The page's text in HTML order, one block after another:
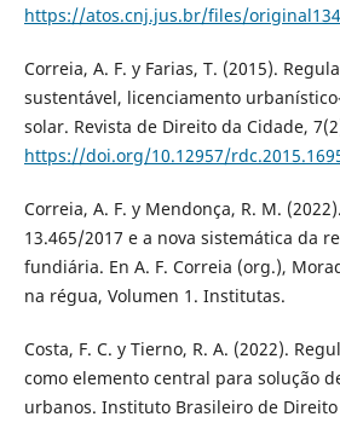
https://atos.cnj.jus.br/files/
Correia, A. F. y Farias, T. (2015).
sustentável, licenciamento
solar. Revista de Direito da Cidade,
https://doi.org/10.12957/
Correia, A. F. y Mendonça, R. M.
13.465/2017 e a nova sistemática da
fundiária. En A. F. Correia (org.),
na régua, Volumen 1. Institutas.
Costa, F. C. y Tierno, R. A. (2022).
como elemento central para solução
urbanos. Instituto Brasileiro de